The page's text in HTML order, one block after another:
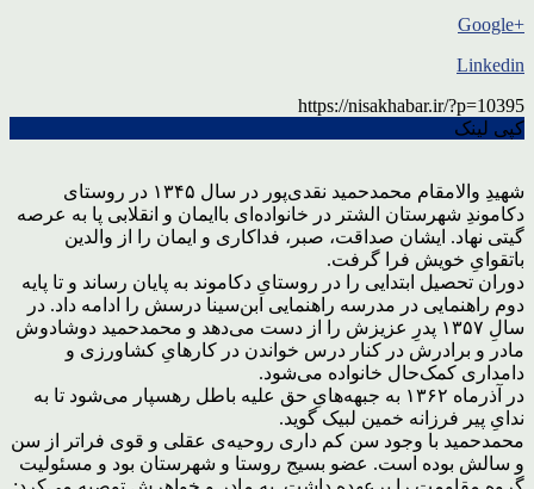
+Google
Linkedin
https://nisakhabar.ir/?p=10395
کپی لینک
شهیدِ والامقام محمدحمید نقدی‌پور در سال ۱۳۴۵ در روستای
دکاموندِ شهرستان الشتر در خانواده‌ای باایمان و انقلابی پا به عرصه
گیتی نهاد. ایشان صداقت، صبر، فداکاری و ایمان را از والدین
باتقوایِ خویش فرا گرفت.
دوران تحصیل ابتدایی را در روستایِ دکاموند به پایان رساند و تا پایه
دوم راهنمایی در مدرسه راهنمایی ابن‌سینا درسش را ادامه داد. در
سالِ ۱۳۵۷ پدرِ عزیزش را از دست می‌دهد و محمدحمید دوشادوش
مادر و برادرش در کنار درس خواندن در کارهایِ کشاورزی و
دامداری کمک‌حال‌ خانواده می‌شود.
در آذرماه ۱۳۶۲ به جبهه‌هایِ حق علیه باطل رهسپار می‌شود تا به
ندایِ پیر فرزانه خمین لبیک گوید.
محمدحمید با وجود سن کم داری روحیه‌ی عقلی و قوی فراتر از سن
و سالش بوده است. عضو بسیج روستا و شهرستان بود و مسئولیت